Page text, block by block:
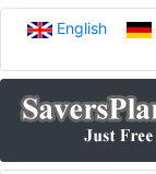
English